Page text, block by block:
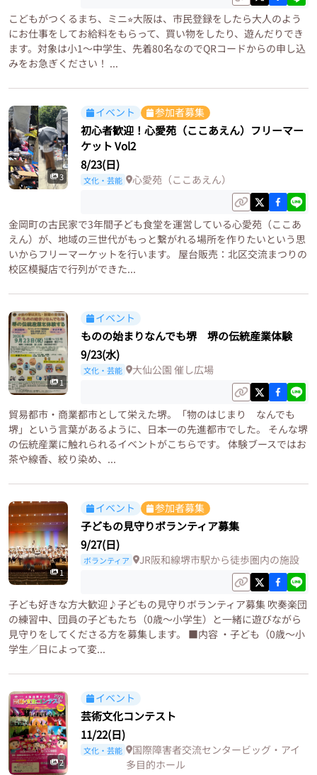
こどもがつくるまち、ミニ⭐︎大阪は、市民登録をしたら大人のよう
にお仕事をしてお給料をもらって、買い物をしたり、遊んだりでき
ます。対象は小1〜中学生、先着80名なのでQRコードからの申し込
みをお急ぎください！ ...
3
イベント 参加者募集
初心者歓迎！心愛苑（ここあえん）フリーマー
ケット Vol2
8/23(日)
文化・芸能 心愛苑（ここあえん）
金岡町の古民家で3年間子ども食堂を運営している心愛苑（ここあ
えん）が、地域の三世代がもっと繋がれる場所を作りたいという思
いからフリーマーケットを行います。 屋台販売：北区交流まつりの
校区模擬店で行列ができた...
1
イベント
ものの始まりなんでも堺 堺の伝統産業体験
9/23(水)
文化・芸能 大仙公園 催し広場
貿易都市・商業都市として栄えた堺。「物のはじまり なんでも
堺」という言葉があるように、日本一の先進都市でした。 そんな堺
の伝統産業に触れられるイベントがこちらです。 体験ブースではお
茶や線香、絞り染め、...
1
イベント 参加者募集
子どもの見守りボランティア募集
9/27(日)
ボランティア JR阪和線堺市駅から徒歩圏内の施設
子ども好きな方大歓迎♪子どもの見守りボランティア募集 吹奏楽団
の練習中、団員の子どもたち（0歳〜小学生）と一緒に遊びながら
見守りをしてくださる方を募集します。 ■内容 ・子ども（0歳〜小
学生／日によって変...
2
イベント
芸術文化コンテスト
11/22(日)
文化・芸能
国際障害者交流センタービッグ・アイ
多目的ホール